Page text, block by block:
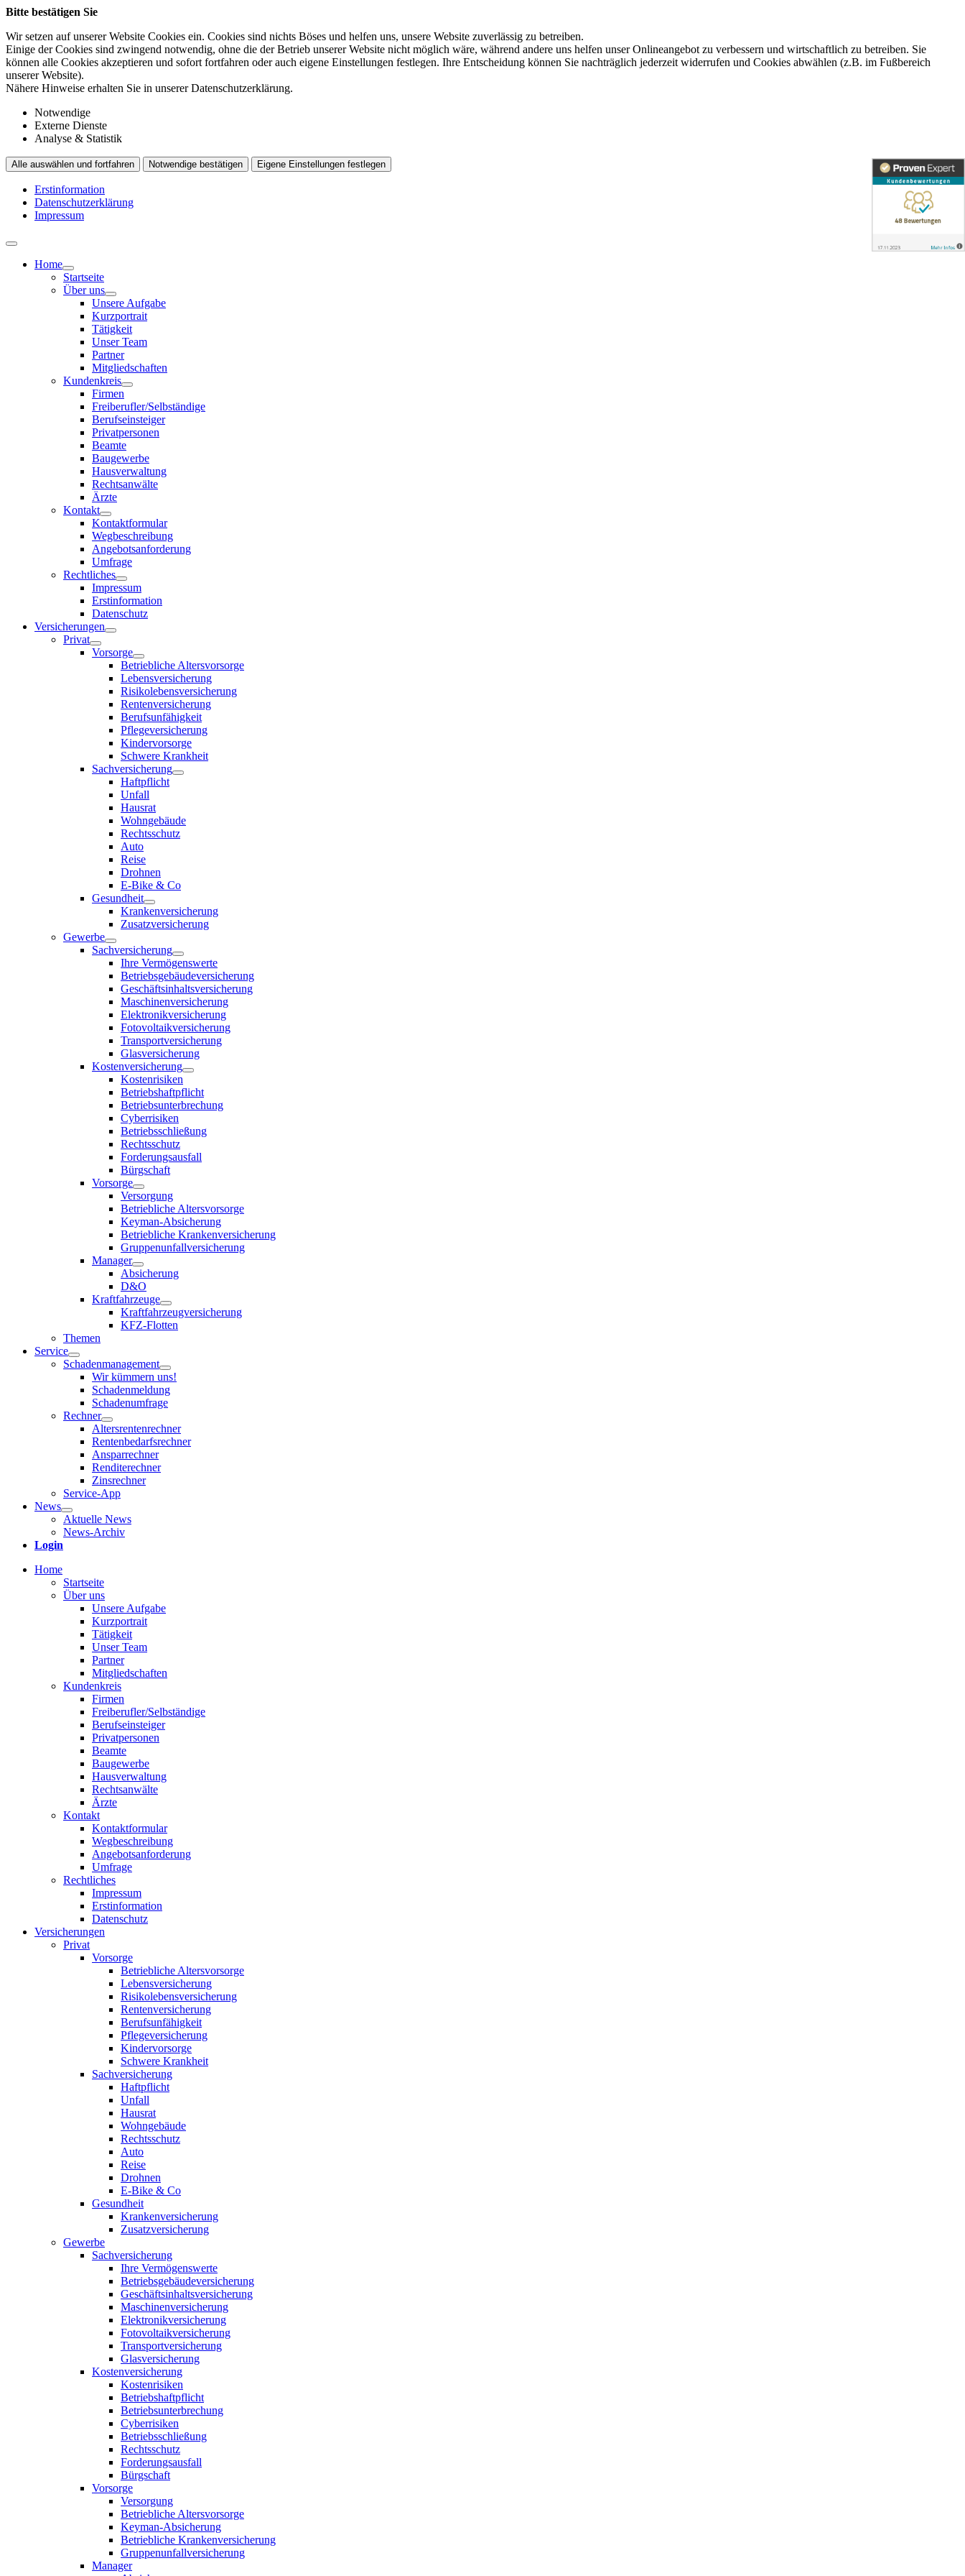
Bitte bestätigen Sie
Wir setzen auf unserer Website Cookies ein. Cookies sind nichts Böses und helfen uns, unsere Website zuverlässig zu betreiben.
Einige der Cookies sind zwingend notwendig, ohne die der Betrieb unserer Website nicht möglich wäre, während andere uns helfen unser Onlineangebot zu verbessern und wirtschaftlich zu betreiben. Sie
können alle Cookies akzeptieren und sofort fortfahren oder auch eigene Einstellungen festlegen. Ihre Entscheidung können Sie nachträglich jederzeit widerrufen und Cookies abwählen (z.B. im Fußbereich
unserer Website).
Nähere Hinweise erhalten Sie in unserer Datenschutzerklärung.
Notwendige
Externe Dienste
Analyse & Statistik
Alle auswählen und fortfahren Notwendige bestätigen Eigene Einstellungen festlegen
Erstinformation
Datenschutzerklärung
Impressum
Home
Startseite
Über uns
Unsere Aufgabe
Kurzportrait
Tätigkeit
Unser Team
Partner
Mitgliedschaften
Kundenkreis
Firmen
Freiberufler/Selbständige
Berufseinsteiger
Privatpersonen
Beamte
Baugewerbe
Hausverwaltung
Rechtsanwälte
Ärzte
Kontakt
Kontaktformular
Wegbeschreibung
Angebotsanforderung
Umfrage
Rechtliches
Impressum
Erstinformation
Datenschutz
Versicherungen
Privat
Vorsorge
Betriebliche Altersvorsorge
Lebensversicherung
Risikolebensversicherung
Rentenversicherung
Berufsunfähigkeit
Pflegeversicherung
Kindervorsorge
Schwere Krankheit
Sachversicherung
Haftpflicht
Unfall
Hausrat
Wohngebäude
Rechtsschutz
Auto
Reise
Drohnen
E-Bike & Co
Gesundheit
Krankenversicherung
Zusatzversicherung
Gewerbe
Sachversicherung
Ihre Vermögenswerte
Betriebsgebäudeversicherung
Geschäftsinhaltsversicherung
Maschinenversicherung
Elektronikversicherung
Fotovoltaikversicherung
Transportversicherung
Glasversicherung
Kostenversicherung
Kostenrisiken
Betriebshaftpflicht
Betriebsunterbrechung
Cyberrisiken
Betriebsschließung
Rechtsschutz
Forderungsausfall
Bürgschaft
Vorsorge
Versorgung
Betriebliche Altersvorsorge
Keyman-Absicherung
Betriebliche Krankenversicherung
Gruppenunfallversicherung
Manager
Absicherung
D&O
Kraftfahrzeuge
Kraftfahrzeugversicherung
KFZ-Flotten
Themen
Service
Schadenmanagement
Wir kümmern uns!
Schadenmeldung
Schadenumfrage
Rechner
Altersrentenrechner
Rentenbedarfsrechner
Ansparrechner
Renditerechner
Zinsrechner
Service-App
News
Aktuelle News
News-Archiv
Login
Home
Startseite
Über uns
Unsere Aufgabe
Kurzportrait
Tätigkeit
Unser Team
Partner
Mitgliedschaften
Kundenkreis
Firmen
Freiberufler/Selbständige
Berufseinsteiger
Privatpersonen
Beamte
Baugewerbe
Hausverwaltung
Rechtsanwälte
Ärzte
Kontakt
Kontaktformular
Wegbeschreibung
Angebotsanforderung
Umfrage
Rechtliches
Impressum
Erstinformation
Datenschutz
Versicherungen
Privat
Vorsorge
Betriebliche Altersvorsorge
Lebensversicherung
Risikolebensversicherung
Rentenversicherung
Berufsunfähigkeit
Pflegeversicherung
Kindervorsorge
Schwere Krankheit
Sachversicherung
Haftpflicht
Unfall
Hausrat
Wohngebäude
Rechtsschutz
Auto
Reise
Drohnen
E-Bike & Co
Gesundheit
Krankenversicherung
Zusatzversicherung
Gewerbe
Sachversicherung
Ihre Vermögenswerte
Betriebsgebäudeversicherung
Geschäftsinhaltsversicherung
Maschinenversicherung
Elektronikversicherung
Fotovoltaikversicherung
Transportversicherung
Glasversicherung
Kostenversicherung
Kostenrisiken
Betriebshaftpflicht
Betriebsunterbrechung
Cyberrisiken
Betriebsschließung
Rechtsschutz
Forderungsausfall
Bürgschaft
Vorsorge
Versorgung
Betriebliche Altersvorsorge
Keyman-Absicherung
Betriebliche Krankenversicherung
Gruppenunfallversicherung
Manager